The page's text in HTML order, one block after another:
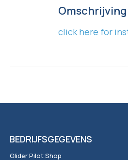
Omschrijving
click here for
BEDRIJFSGEGEVENS
Glider Pilot Shop